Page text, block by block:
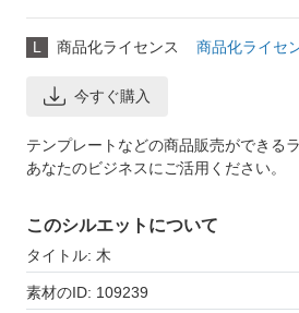
L 商品化ライセンス 商品化ライセ
今すぐ購入
テンプレートなどの商品販売ができる
あなたのビジネスにご活用ください。
このシルエットについて
タイトル: 木
素材のID: 109239